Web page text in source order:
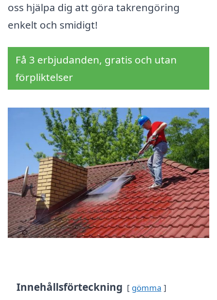
oss hjälpa dig att göra takrengöring
enkelt och smidigt!
Få 3 erbjudanden, gratis och utan
förpliktelser
Innehållsförteckning gömma